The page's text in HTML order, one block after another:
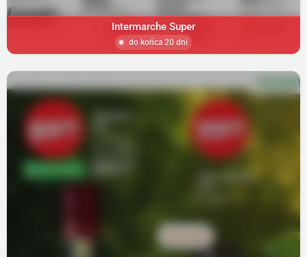
Intermarche Super
do końca 20 dni